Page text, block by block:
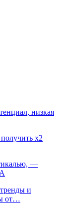
низкая
х2
—
и
от…